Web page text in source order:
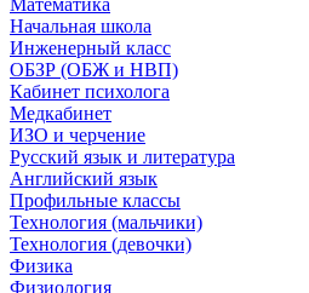
Математика
Начальная школа
Инженерный класс
ОБЗР (ОБЖ и НВП)
Кабинет психолога
Медкабинет
ИЗО и черчение
Русский язык и литература
Английский язык
Профильные классы
Технология (мальчики)
Технология (девочки)
Физика
Физиология